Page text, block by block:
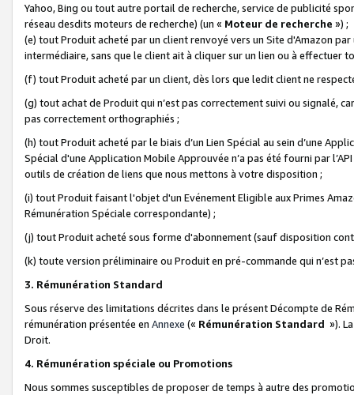
Yahoo, Bing ou tout autre portail de recherche, service de publicité
réseau desdits moteurs de recherche) (un « Moteur de recherche ») ;
(e) tout Produit acheté par un client renvoyé vers un Site d'Amazon
intermédiaire, sans que le client ait à cliquer sur un lien ou à
(f) tout Produit acheté par un client, dès lors que ledit client ne
(g) tout achat de Produit qui n’est pas correctement suivi ou signalé,
pas correctement orthographiés ;
(h) tout Produit acheté par le biais d’un Lien Spécial au sein d’une
Spécial d'une Application Mobile Approuvée n’a pas été fourni par
outils de création de liens que nous mettons à votre disposition ;
(i) tout Produit faisant l'objet d'un Evénement Eligible aux Primes
Rémunération Spéciale correspondante) ;
(j) tout Produit acheté sous forme d'abonnement (sauf disposition
(k) toute version préliminaire ou Produit en pré-commande qui n’est
3. Rémunération Standard
Sous réserve des limitations décrites dans le présent Décompte de
rémunération présentée en Annexe (« Rémunération Standard »).
Droit.
4. Rémunération spéciale ou Promotions
Nous sommes susceptibles de proposer de temps à autre des